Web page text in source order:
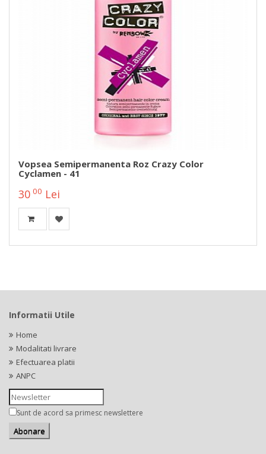
Vopsea Semipermanenta Roz Crazy Color
Cyclamen - 41
30 00 Lei
Informatii Utile
Home
Modalitati livrare
Efectuarea platii
ANPC
Sunt de acord sa primesc newslettere